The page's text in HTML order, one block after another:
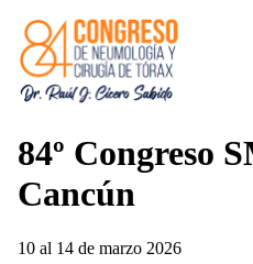
84º Congreso
Cancún
10 al 14 de marzo 2026